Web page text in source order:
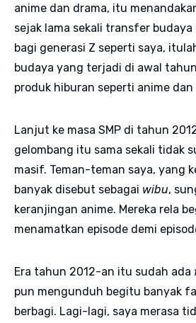
anime dan drama, itu
sejak lama sekali transfer
bagi generasi Z seperti saya,
budaya yang terjadi di awal
produk hiburan seperti anime dan
Lanjut ke masa SMP di tahun
gelombang itu sama sekali tidak
masif. Teman-teman saya, yang
banyak disebut sebagai wibu,
keranjingan anime. Mereka rela
menamatkan episode demi
Era tahun 2012-an itu sudah ada
pun mengunduh begitu banyak
berbagi. Lagi-lagi, saya merasa